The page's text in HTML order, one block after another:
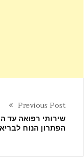
Previous Post
שירותי רפואה עד
הפתרון הנוח